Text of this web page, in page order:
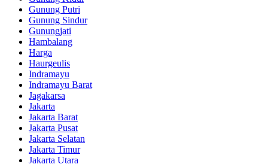
Gunung Putri
Gunung Sindur
Gunungjati
Hambalang
Harga
Haurgeulis
Indramayu
Indramayu Barat
Jagakarsa
Jakarta
Jakarta Barat
Jakarta Pusat
Jakarta Selatan
Jakarta Timur
Jakarta Utara